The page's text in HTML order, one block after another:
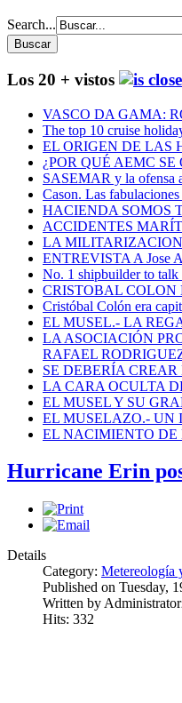
Search...
Los 20 + vistos
VASCO DA GAMA:
The top 10 cruise
EL ORIGEN DE LAS
¿POR QUÉ AEMC
SASEMAR y la ofensa
Cason. Las
HACIENDA SOMOS
ACCIDENTES
LA
ENTREVISTA A Jose
No. 1 shipbuilder to talk
CRISTOBAL
Cristóbal Colón era
EL MUSEL.- LA
LA ASOCIACIÓN
RAFAEL
SE DEBERÍA
LA CARA OCULTA
EL MUSEL Y SU
EL MUSELAZO.- UN
EL NACIMIENTO DE
Hurricane Erin
Details
Category: Metereología
Published on Tuesday,
Written by
Hits: 332